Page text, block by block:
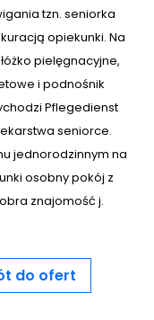
tzn. seniorka
opiekunki. Na
pielęgnacyjne,
i podnośnik
Pflegedienst
seniorce.
jednorodzinnym na
osobny pokój z
znajomość j.
do ofert